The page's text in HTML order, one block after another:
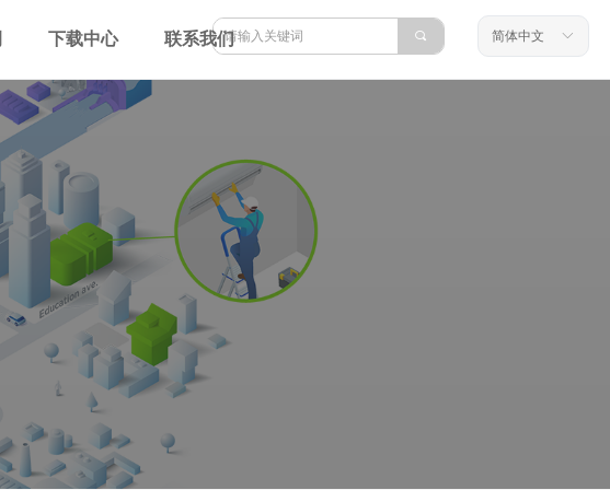
끠 ꀅ
简体中文
下载中心 联系我们